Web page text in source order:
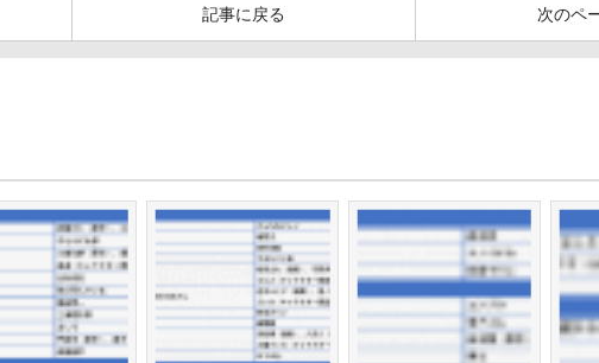
記事に戻る 次のペ